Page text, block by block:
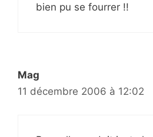
bien pu se fourrer !!
Mag
11 décembre 2006 à 12:02